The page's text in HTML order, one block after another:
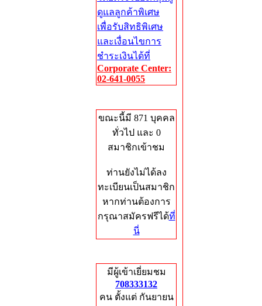
ดูแลลูกค้าพิเศษ
เพื่อรับสิทธิพิเศษ
และเงื่อนไขการ
ชำระเงินได้ที่
Corporate Center:
02-641-0055
ขณะนี้มี 871 บุคคล
ทั่วไป และ 0
สมาชิกเข้าชม
ท่านยังไม่ได้ลง
ทะเบียนเป็นสมาชิก
หากท่านต้องการ
กรุณาสมัครฟรีได้ที่
นี่
มีผู้เข้าเยี่ยมชม
708333132
คน ตั้งแต่ กันยายน